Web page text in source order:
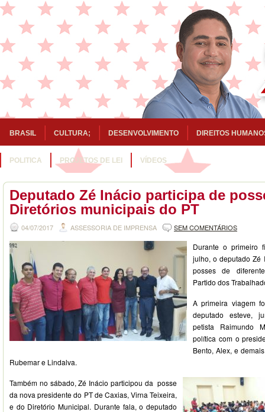
BRASIL CULTURA; DESENVOLVIMENTO DIREITOS
POLITICA PROJETOS DE LEI VÍDEOS
Deputado Zé Inácio participa de
Diretórios municipais do PT
04/07/2017 ASSESSORIA DE IMPRENSA SEM COMENTÁRIOS
Durante o primeiro
julho, o deputado Zé
posses de
Partido dos
A primeira viagem
deputado esteve,
petista Raimundo
política com o
Bento, Alex, e
Rubemar e Lindalva.
Também no sábado, Zé Inácio participou da posse
da nova presidente do PT de Caxias, Virna Teixeira,
e do Diretório Municipal. Durante fala, o deputado